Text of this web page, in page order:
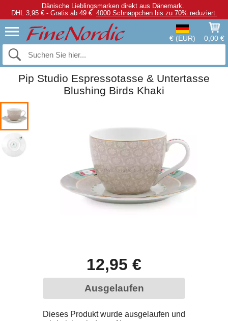
Dänische Lieblingsmarken direkt aus Dänemark.
DHL 3,95 € - Gratis ab 49 €. 4000 Schnäppchen bis zu 70% reduziert.
€ (EUR) 0,00 €
Pip Studio Espressotasse & Untertasse
Blushing Birds Khaki
12,95 €
Ausgelaufen
Dieses Produkt wurde ausgelaufen und